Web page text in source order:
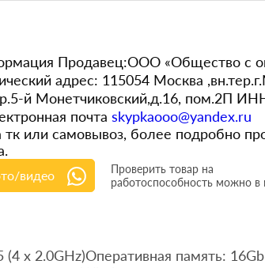
Продавец:ООО «Общество с
адрес: 115054 Москва
й Монетчиковский,д.16, пом.2П
почта skypkaooo@yandex.ru
тк или самовывоз, более подробно
видео
Проверить товар на
работоспособность можно в
(4 х 2.0GHz)Оперативная память: